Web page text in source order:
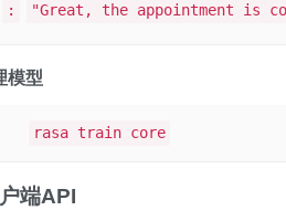
: "Great, the appointment is
模型
rasa train core
端API